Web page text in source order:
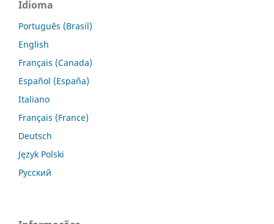
Idioma
Português (Brasil)
English
Français (Canada)
Español (España)
Italiano
Français (France)
Deutsch
Język Polski
Русский